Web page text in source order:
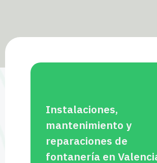
Instalaciones,
mantenimiento y
reparaciones de
fontanería en